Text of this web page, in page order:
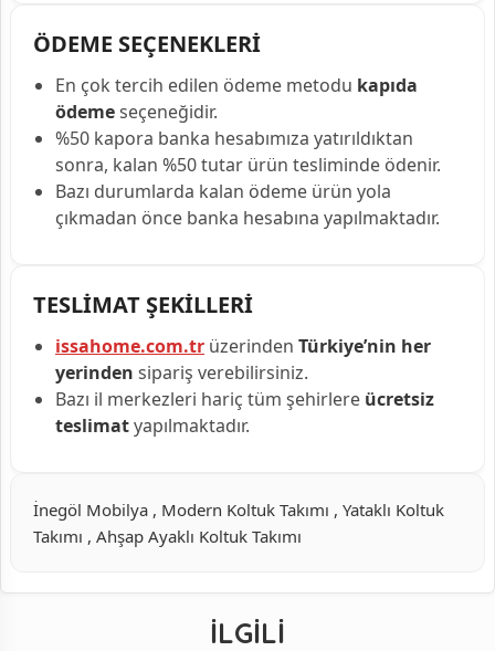
ÖDEME SEÇENEKLERİ
En çok tercih edilen ödeme metodu kapıda
ödemeseçeneğidir.
%50 kapora banka hesabımıza yatırıldıktan
sonra, kalan %50 tutar ürün tesliminde ödenir.
Bazı durumlarda kalan ödeme ürün yola
çıkmadan önce banka hesabına yapılmaktadır.
TESLİMAT ŞEKİLLERİ
issahome.com.tr üzerinden Türkiye’nin her
yerinden sipariş verebilirsiniz.
Bazı il merkezleri hariç tüm şehirlere ücretsiz
teslimatyapılmaktadır.
İnegöl Mobilya , Modern Koltuk Takımı , Yataklı Koltuk
Takımı , Ahşap Ayaklı Koltuk Takımı
İLGILI